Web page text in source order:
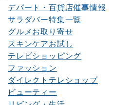
デパート・百貨店催事情報
サラダバー特集一覧
グルメお取り寄せ
スキンケアお試し
テレビショッピング
ファッション
ダイレクトテレショップ
ビューティー